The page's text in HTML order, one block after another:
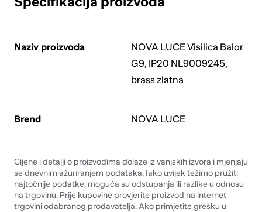
Naziv proizvoda
NOVA LUCE Visilica Balor
G9, IP20 NL9009245,
brass zlatna
Brend NOVA LUCE
Cijene i detalji o proizvodima dolaze iz vanjskih izvora i mjenjaju
se dnevnim ažuriranjem podataka. Iako uvijek težimo pružiti
najtočnije podatke, moguća su odstupanja ili razlike u odnosu
na trgovinu. Prije kupovine provjerite proizvod na internet
trgovini odabranog prodavatelja. Ako primjetite grešku u